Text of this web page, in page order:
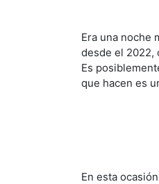
Era una noche
desde el 2022,
Es
que hacen es
En esta